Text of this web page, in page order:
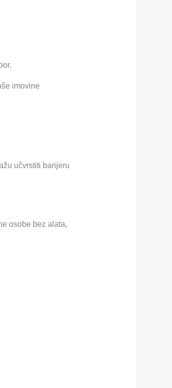
imovine
učvrstiti barijeru
osobe bez alata,